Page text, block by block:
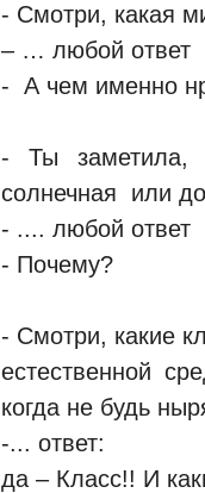
- Смотри, какая
– … любой ответ
- А чем именно
- Ты заметила,
солнечная или
- .... любой ответ
- Почему?
- Смотри, какие
естественной
когда не будь
-... ответ:
да – Класс!! И